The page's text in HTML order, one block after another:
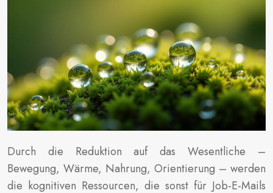
Durch die Reduktion auf das Wesentliche –
Bewegung, Wärme, Nahrung, Orientierung – werden
die kognitiven Ressourcen, die sonst für Job-E-Mails